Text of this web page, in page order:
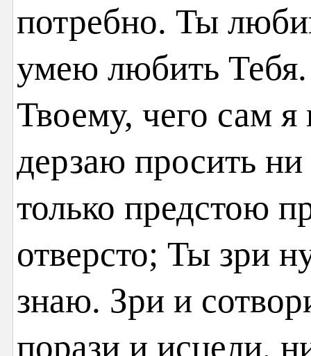
потребно. Ты
умею любить
Твоему, чего сам
дерзаю просить
только предстою
отверсто; Ты зри
знаю. Зри и
порази и исцели,